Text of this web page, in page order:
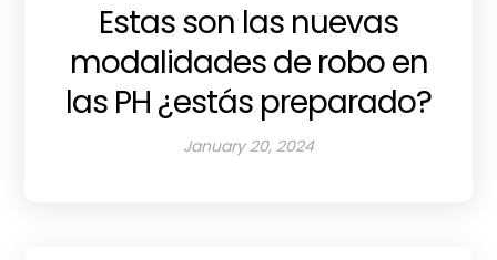
Estas son las nuevas
modalidades de robo en
las PH ¿estás preparado?
January 20, 2024